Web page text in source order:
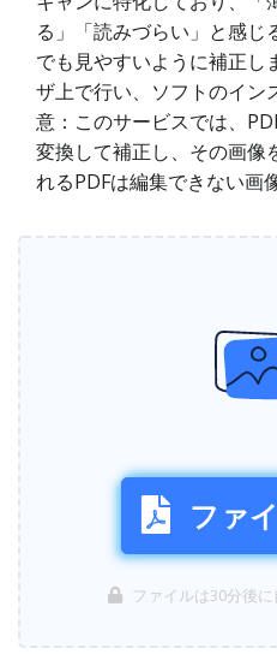
る」「読みづらい」と感じ
でも見やすいように補正し
ザ上で行い、ソフトのイン
意：このサービスでは、
変換して補正し、その画像
れるPDFは編集できない画
ファ
ファイルは30分後